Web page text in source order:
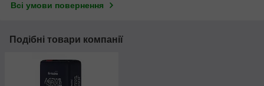
Всі умови повернення
Подібні товари компанії